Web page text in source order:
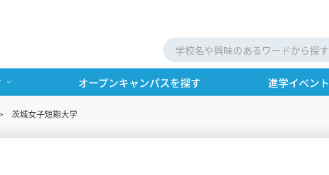
オープンキャンパスを探す 進学イベント
茨城女子短期大学